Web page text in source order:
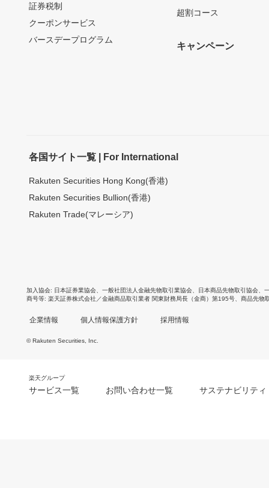
証券税制
クーポンサービス
バースデープログラム
超割コース
キャンペーン
各国サイト一覧 | For International
Rakuten Securities Hong Kong(香港)
Rakuten Securities Bullion(香港)
Rakuten Trade(マレーシア)
加入協会 日本証券業協会 一般社団法人金融先物取引業協会 日本商品先物取引協会
商号等 楽天証券株式会社／金融商品取引業者 関東財務局長（金商）第195号、商品先物
企業情報 個人情報保護方針 採用情報
© Rakuten Securities, Inc.
楽天グループ
サービス一覧 お問い合わせ一覧 サステナビリティ